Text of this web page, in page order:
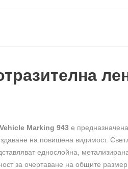
автомобили,
Marking 943 е
на повишена видимост.
еднослойна,
за очертаване на общите